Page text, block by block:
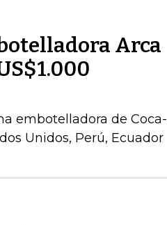
Arca
embotelladora de Coca-
Unidos, Perú, Ecuador